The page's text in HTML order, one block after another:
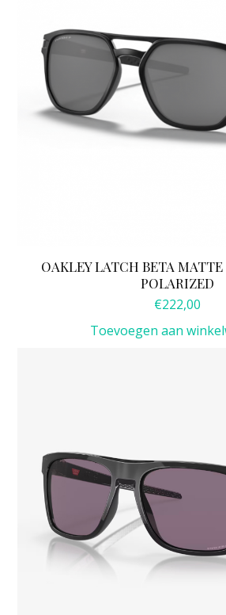
OAKLEY LATCH BETA
POLARIZED
€222,00
Toevoegen aan